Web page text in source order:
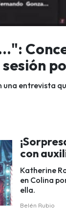
una entrevista
con
Katherine
en Colina
ella.
Belén Rubio